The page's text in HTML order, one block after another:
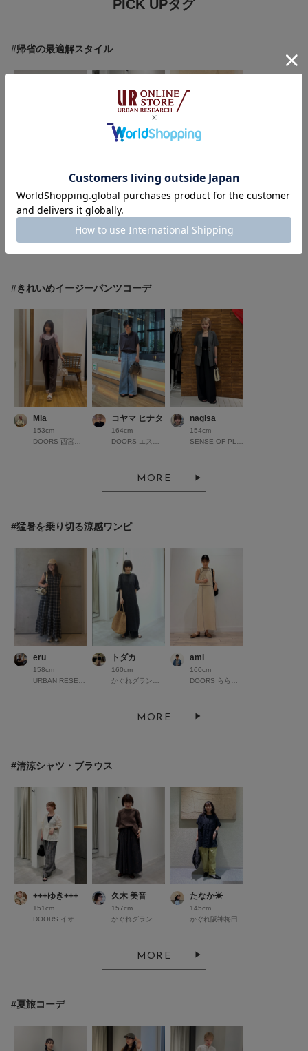
PICK UPタグ
#帰省の最適解スタイル
167cm
URBAN RESEARCH なんばCITY
久木 美音
157cm
たなか☀︎
145cm
#きれいめイージーパンツコーデ
Mia
153cm
コヤマ ヒナタ
164cm
nagisa
154cm
MORE
#猛暑を乗り切る涼感ワンピ
eru
158cm
トダカ
160cm
ami
160cm
MORE
#清涼シャツ・ブラウス
+++ゆき+++
151cm
久木 美音
157cm
たなか☀︎
145cm
かぐれ阪神梅田
MORE
#夏旅コーデ